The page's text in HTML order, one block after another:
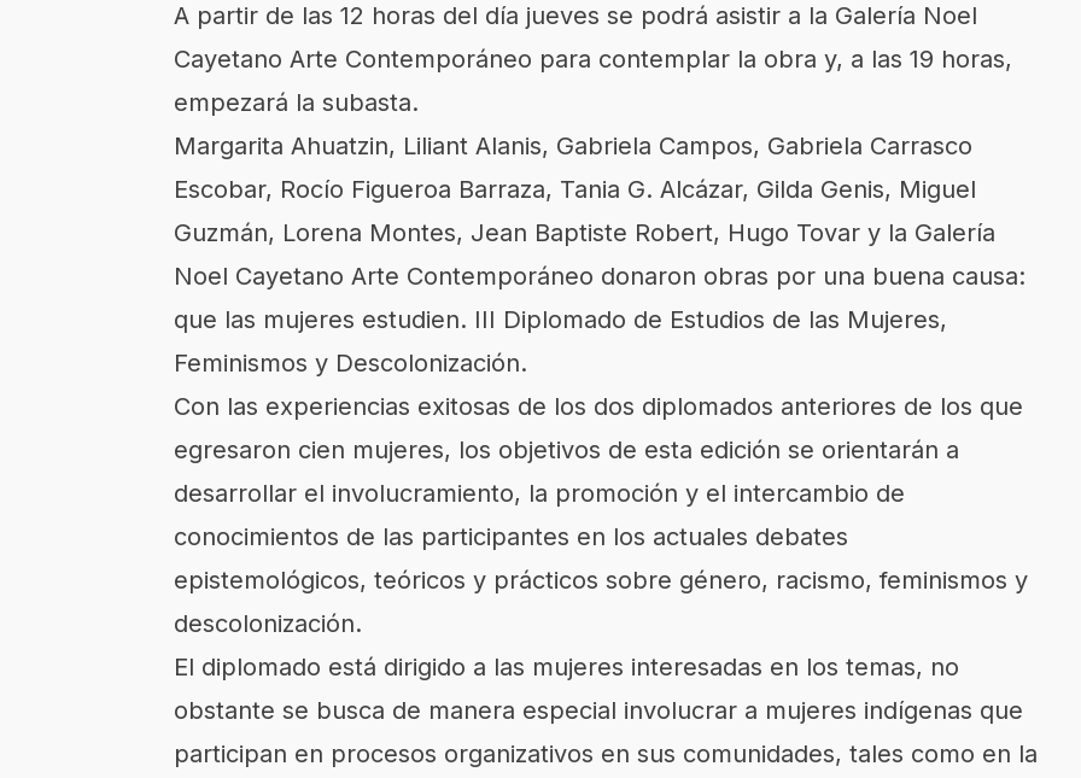
A partir de las 12 horas del día jueves se podrá asistir a la Galería Noel
Cayetano Arte Contemporáneo para contemplar la obra y, a las 19 horas,
empezará la subasta.
Margarita Ahuatzin, Liliant Alanis, Gabriela Campos, Gabriela Carrasco
Escobar, Rocío Figueroa Barraza, Tania G. Alcázar, Gilda Genis, Miguel
Guzmán, Lorena Montes, Jean Baptiste Robert, Hugo Tovar y la Galería
Noel Cayetano Arte Contemporáneo donaron obras por una buena causa:
que las mujeres estudien. III Diplomado de Estudios de las Mujeres,
Feminismos y Descolonización.
Con las experiencias exitosas de los dos diplomados anteriores de los que
egresaron cien mujeres, los objetivos de esta edición se orientarán a
desarrollar el involucramiento, la promoción y el intercambio de
conocimientos de las participantes en los actuales debates
epistemológicos, teóricos y prácticos sobre género, racismo, feminismos y
descolonización.
El diplomado está dirigido a las mujeres interesadas en los temas, no
obstante se busca de manera especial involucrar a mujeres indígenas que
participan en procesos organizativos en sus comunidades, tales como en la